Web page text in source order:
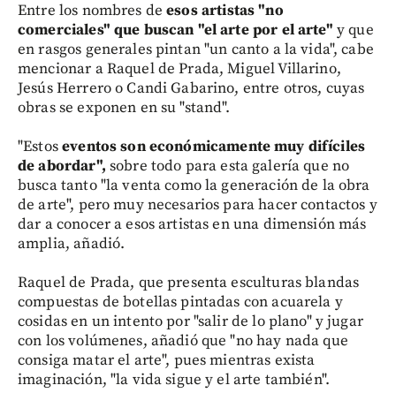
Entre los nombres deesos artistas "no
comerciales" que buscan "el arte por el arte" y que
en rasgos generales pintan "un canto a la vida", cabe
mencionar a Raquel de Prada, Miguel Villarino,
Jesús Herrero o Candi Gabarino, entre otros, cuyas
obras se exponen en su "stand".
"Estoseventos son económicamente muy difíciles
de abordar", sobre todo para esta galería que no
busca tanto "la venta como la generación de la obra
de arte", pero muy necesarios para hacer contactos y
dar a conocer a esos artistas en una dimensión más
amplia, añadió.
Raquel de Prada, que presenta esculturas blandas
compuestas de botellas pintadas con acuarela y
cosidas en un intento por "salir de lo plano" y jugar
con los volúmenes, añadió que "no hay nada que
consiga matar el arte", pues mientras exista
imaginación, "la vida sigue y el arte también".